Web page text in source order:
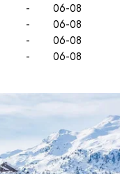
-
06-08
-
06-08
-
06-08
- 06-08